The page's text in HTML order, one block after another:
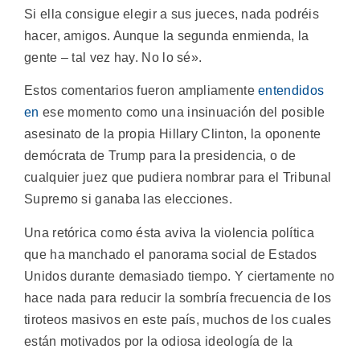
Si ella consigue elegir a sus jueces, nada podréis
hacer, amigos. Aunque la segunda enmienda, la
gente – tal vez hay. No lo sé».
Estos comentarios fueron ampliamenteentendidos
en ese momento como una insinuación del posible
asesinato de la propia Hillary Clinton, la oponente
demócrata de Trump para la presidencia, o de
cualquier juez que pudiera nombrar para el Tribunal
Supremo si ganaba las elecciones.
Una retórica como ésta aviva la violencia política
que ha manchado el panorama social de Estados
Unidos durante demasiado tiempo. Y ciertamente no
hace nada para reducir la sombría frecuencia de los
tiroteos masivos en este país, muchos de los cuales
están motivados por la odiosa ideología de la